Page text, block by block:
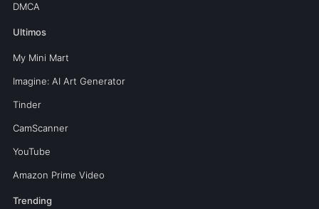
DMCA
Ultimos
My Mini Mart
Imagine: AI Art Generator
Tinder
CamScanner
YouTube
Amazon Prime Video
Trending